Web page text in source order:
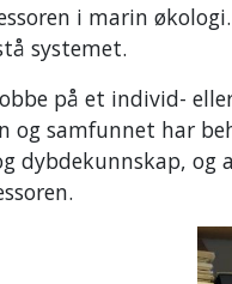
i marin
systemet.
på et individ-
og samfunnet har
dybdekunnskap,